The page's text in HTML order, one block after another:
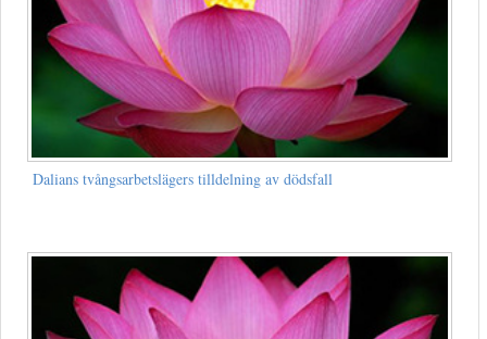
Dalians tvångsarbetslägers tilldelning av dödsfall